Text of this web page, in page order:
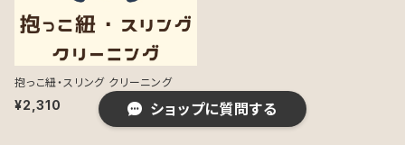
抱っこ紐・スリング クリーニング
¥2,310 ショップに質問する